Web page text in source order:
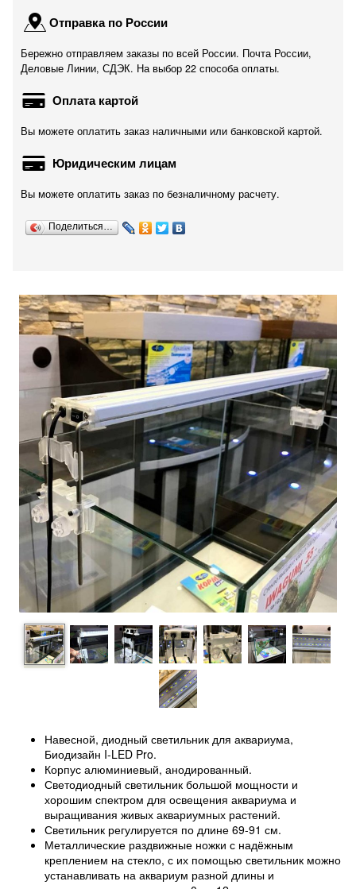
Отправка по России
Бережно отправляем заказы по всей России. Почта России,
Деловые Линии, СДЭК. На выбор 22 способа оплаты.
Оплата картой
Вы можете оплатить заказ наличными или банковской картой.
Юридическим лицам
Вы можете оплатить заказ по безналичному расчету.
Поделиться…
Навесной, диодный светильник для аквариума,
Биодизайн I-LED Pro.
Корпус алюминиевый, анодированный.
Светодиодный светильник большой мощности и
хорошим спектром для освещения аквариума и
выращивания живых аквариумных растений.
Светильник регулируется по длине 69-91 см.
Металлические раздвижные ножки с надёжным
креплением на стекло, с их помощью светильник можно
устанавливать на аквариум разной длины и